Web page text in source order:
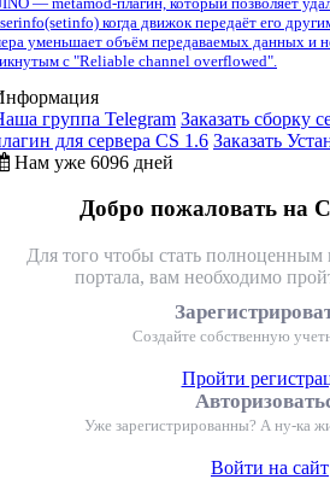
когда движок передаёт его
уменьшает объём передаваемых данных и
с "Reliable channel overflowed".
группа Telegram Заказать сборку
для сервера CS 1.6 Заказать
Нам уже 6096 дней
Добро пожаловать на
Для того чтобы стать полноценным
портала, вам необходимо
Создайте собственную
Пройти
Уже зарегистрированны? А ну-ка
Войти на сайт